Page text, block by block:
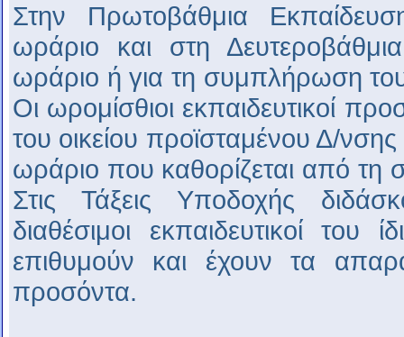
Στην Πρωτοβάθμια
ωράριο και στη
ωράριο ή για τη συμπλήρωση
Οι ωρομίσθιοι εκπαιδευτικοί
του οικείου προϊσταμένου Δ/
ωράριο που καθορίζεται από
Στις Τάξεις Υποδοχής
διαθέσιμοι εκπαιδευτικοί του
επιθυμούν και έχουν τα
προσόντα.